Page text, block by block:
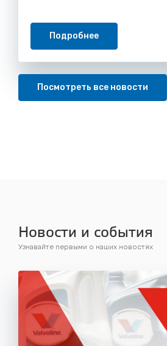
Подробнее
Посмотреть все новости
Новости и события
Узнавайте первыми о наших новостях